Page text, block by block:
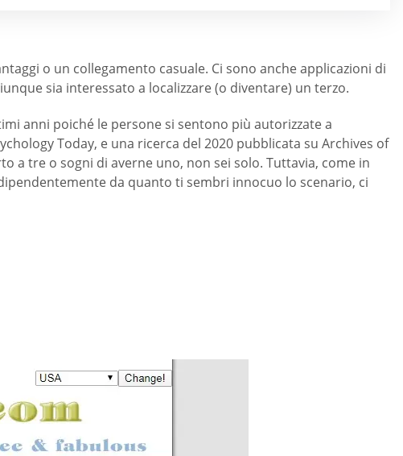
o un collegamento casuale. Ci sono anche applicazioni di
sia interessato a localizzare (o diventare) un terzo.
anni poiché le persone si sentono più autorizzate a
Today, e una ricerca del 2020 pubblicata su Archives of
a tre o sogni di averne uno, non sei solo. Tuttavia, come in
da quanto ti sembri innocuo lo scenario, ci